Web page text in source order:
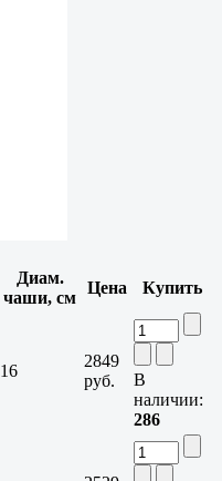
Диам.
чаши, см
Цена Купить
16
2849
руб.
В
наличии:
286